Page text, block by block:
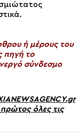
ή μέρους του
πηγή το
σύνδεσμο
όλες τις